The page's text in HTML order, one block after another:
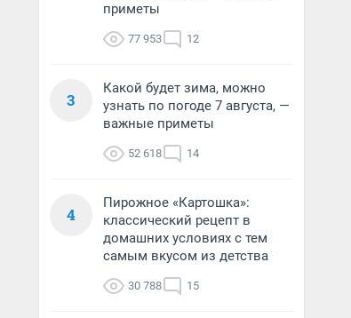
приметы
77 953 12
3
Какой будет зима, можно
узнать по погоде 7 августа, —
важные приметы
52 618 14
4
Пирожное «Картошка»:
классический рецепт в
домашних условиях с тем
самым вкусом из детства
30 788 15